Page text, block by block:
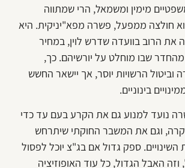
מימין ומשמאל, הרי שמתווה
חולצה ממפעל, פשרה מפא"יניקית. היא
הרוב בוועדה שדרש לוין, במחיר
שבו מוחלט על יורשיהם. כך,
הרשויות יוסר, אך יישאר החשש
בינוניים.
נועד למנוע גם את הקרע בעם עד כדי
וגם את המשבר החוקתי שיתרחש
ספק גדול אם בג"צ יוכל לפסול
האבל הגדול, כל עוד האופוזיציה